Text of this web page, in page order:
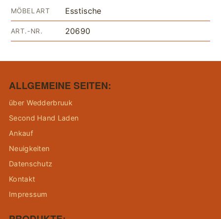
MÖBELART Esstische
ART.-NR. 20690
ALLGEMEINE SEITEN:
über Wedderbruuk
Second Hand Laden
Ankauf
Neuigkeiten
Datenschutz
Kontakt
Impressum